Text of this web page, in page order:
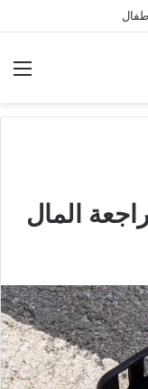
النوم
المال